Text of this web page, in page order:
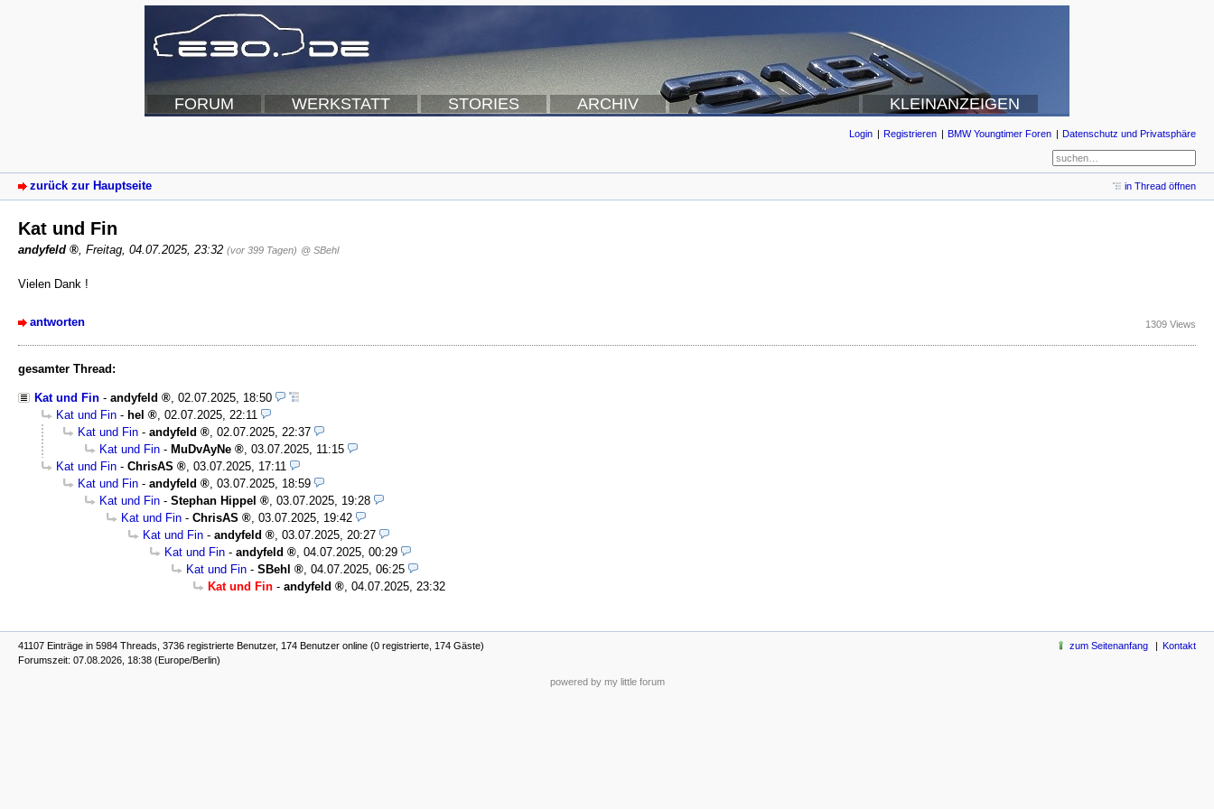
FORUM WERKSTATT STORIES ARCHIV KLEINANZEIGEN
Login Registrieren BMW Youngtimer Foren Datenschutz und Privatsphäre
zurück zur Hauptseite in Thread öffnen
Kat und Fin
andyfeld Freitag, 04.07.2025, 23:32 (vor 399 Tagen) @ SBehl
Vielen Dank !
antworten 1309 Views
gesamter Thread:
Kat und Fin - andyfeld
02.07.2025, 18:50
Kat und Fin - hel
02.07.2025, 22:11
Kat und Fin - andyfeld
02.07.2025, 22:37
Kat und Fin - MuDvAyNe
03.07.2025, 11:15
Kat und Fin - ChrisAS
03.07.2025, 17:11
Kat und Fin - andyfeld
03.07.2025, 18:59
Kat und Fin - Stephan Hippel
03.07.2025, 19:28
Kat und Fin - ChrisAS
03.07.2025, 19:42
Kat und Fin - andyfeld
03.07.2025, 20:27
Kat und Fin - andyfeld
04.07.2025, 00:29
Kat und Fin - SBehl
04.07.2025, 06:25
Kat und Fin - andyfeld 04.07.2025, 23:32
41107 Einträge in 5984 Threads, 3736 registrierte Benutzer, 174 Benutzer online (0 registrierte, 174 Gäste)
Forumszeit: 07.08.2026, 18:38 (Europe/Berlin)
zum Seitenanfang Kontakt
powered by my little forum